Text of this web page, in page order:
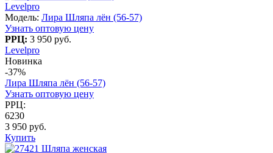
Levelpro
Модель: Лира Шляпа лён (56-57)
Узнать оптовую цену
РРЦ: 3 950 руб.
Levelpro
Новинка
-37%
Лира Шляпа лён (56-57)
Узнать оптовую цену
РРЦ:
6230
3 950 руб.
Купить